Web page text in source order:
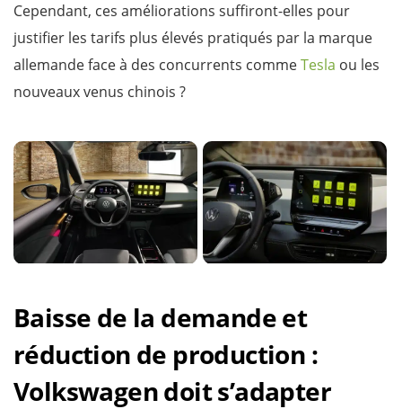
Cependant, ces améliorations suffiront-elles pour
justifier les tarifs plus élevés pratiqués par la marque
allemande face à des concurrents commeTesla ou les
nouveaux venus chinois ?
Baisse de la demande et
réduction de production :
Volkswagen doit s’adapter